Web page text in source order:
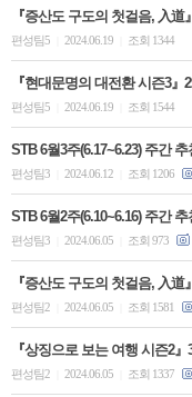
『증산도 구도의 첫걸음, 入道
편성팀5 2024.06.19 조회 1344
『현대문명의 대전환 시즌3
편성팀5 2024.06.19 조회 1544
STB 6월3주(6.17~6.23) 주간
편성팀3 2024.06.12 조회 1206
STB 6월2주(6.10~6.16) 주간
편성팀3 2024.06.05 조회 973
『증산도 구도의 첫걸음, 入道
편성팀2 2024.06.05 조회 1581
『상징으로 보는 여행 시즌2
편성팀2 2024.06.05 조회 1337